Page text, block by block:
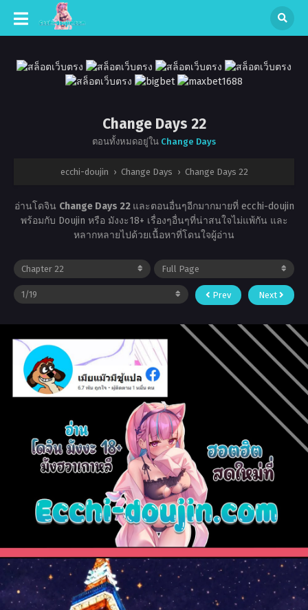
Change Days 22
ตอนทั้งหมดอยู่ใน Change Days
ecchi-doujin › Change Days › Change Days 22
อ่านโดจิน Change Days 22 และตอนอื่นๆอีกมากมายที่ ecchi-doujin
พร้อมกับ Doujin หรือ มังงะ18+ เรื่องๆอื่นๆที่น่าสนใจไม่แพ้กัน และ
หลากหลายไปด้วยเนื้อหาที่โดนใจผู้อ่าน
Prev Next